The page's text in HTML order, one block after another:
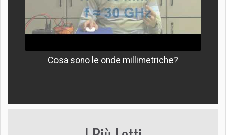
Cosa sono le onde millimetriche?